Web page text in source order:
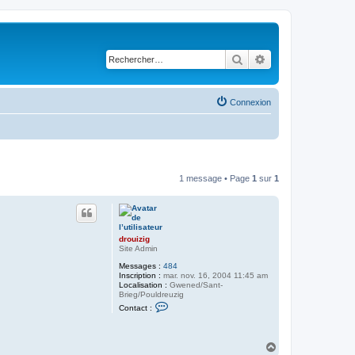
Rechercher
Connexion
1 message • Page 1 sur 1
drouizig
Site Admin
Messages : 484
Inscription : mar. nov. 16, 2004 11:45 am
Localisation : Gwened/Sant-
Brieg/Pouldreuzig
Contact :